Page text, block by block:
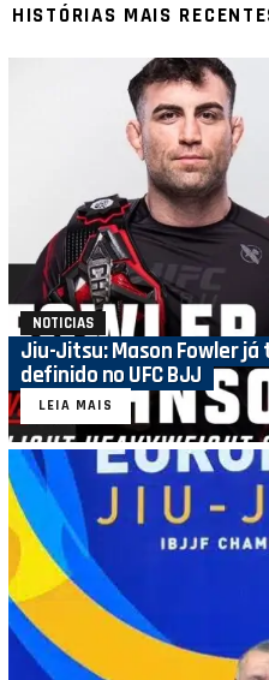
HISTÓRIAS MAIS
NOTICIAS
Jiu-Jitsu: Mason Fowler
definido no UFC BJJ
LEIA MAIS